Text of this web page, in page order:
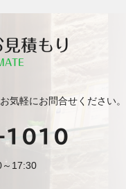
積もり
気軽にお問合せください。
1010
～17:30